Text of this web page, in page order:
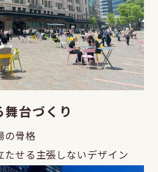
台づくり
の骨格
たせる主張しないデザイン